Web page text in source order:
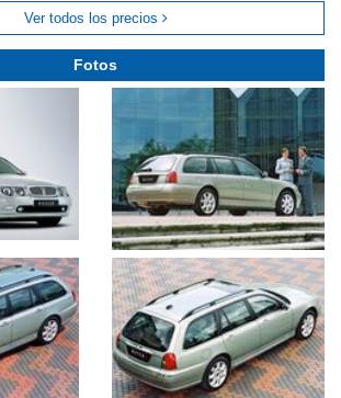
Ver todos los precios
Fotos